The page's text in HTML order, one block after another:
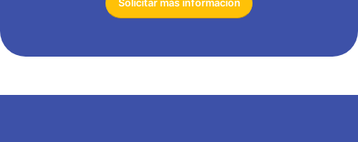
Solicitar más información